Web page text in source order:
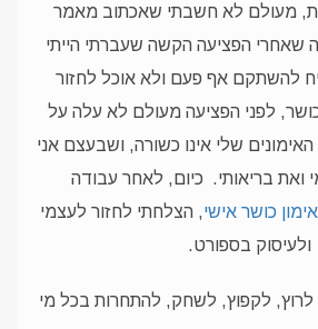
מעולם לא חשבתי שאכתוב מאמר
שאחרי הפציעה הקשה שעברתי הייתי
להשתקם אף פעם ולא אוכל לחזור
לפני הפציעה מעולם לא עלה על
שלי אינו כשורה, ושבעצם אני
בריאותי. כיום, לאחר עבודה
אימון כושר אישי, הצלחתי לחזור לעצמי
ולעיסוק בספורט.
לקפוץ, לשחק, להתחרות בכל מי